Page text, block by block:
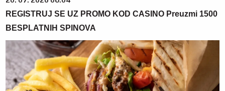
REGISTRUJ SE UZ PROMO KOD CASINO Preuzmi 1500
BESPLATNIH SPINOVA